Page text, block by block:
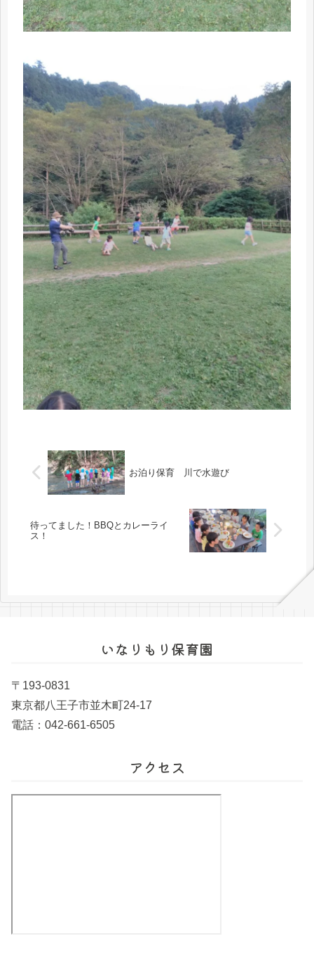
お泊り保育 川で水遊び
待ってました！BBQとカレーライ
ス！
いなりもり保育園
〒193-0831
東京都八王子市並木町24-17
電話：042-661-6505
アクセス